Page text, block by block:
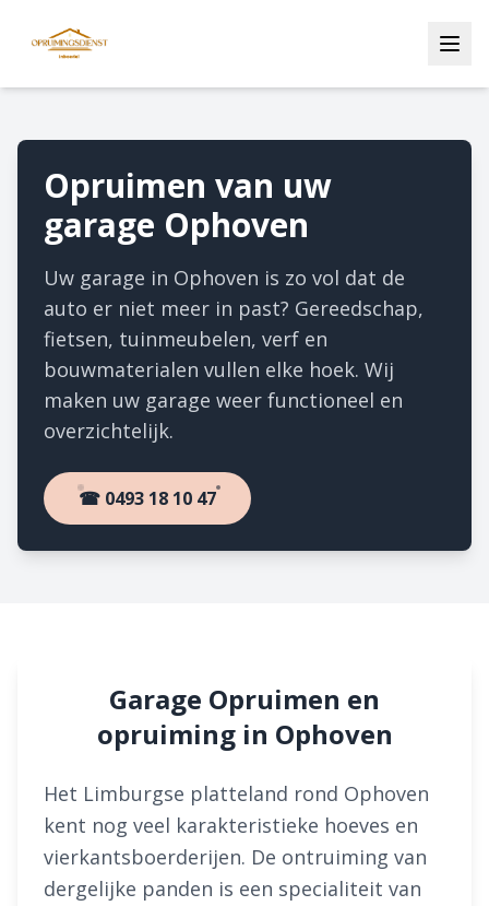
Opruimen van uw
garage Ophoven
Uw garage in Ophoven is zo vol dat de
auto er niet meer in past? Gereedschap,
fietsen, tuinmeubelen, verf en
bouwmaterialen vullen elke hoek. Wij
maken uw garage weer functioneel en
overzichtelijk.
☎ 0493 18 10 47
Garage Opruimen en
opruiming in Ophoven
Het Limburgse platteland rond Ophoven
kent nog veel karakteristieke hoeves en
vierkantsboerderijen. De ontruiming van
dergelijke panden is een specialiteit van